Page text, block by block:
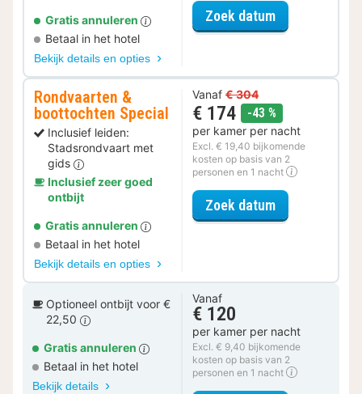
Gratis annuleren
Betaal in het hotel
Bekijk details en opties
Zoek datumvoor Wijn &
Rondvaarten &
boottochten Special
Inclusief leiden:
Stadsrondvaart met
gids
Inclusief zeer goed
ontbijt
Gratis annuleren
Betaal in het hotel
Bekijk details en opties
Vanaf € 304
€ 174 -43 %
per kamer per nacht
Excl. € 19,40 bijkomende
kosten op basis van 2
personen en 1 nacht
Zoek datumvoor
Optioneel ontbijt voor €
22,50
Gratis annuleren
Betaal in het hotel
Bekijk details
Vanaf
€ 120
per kamer per nacht
Excl. € 9,40 bijkomende
kosten op basis van 2
personen en 1 nacht